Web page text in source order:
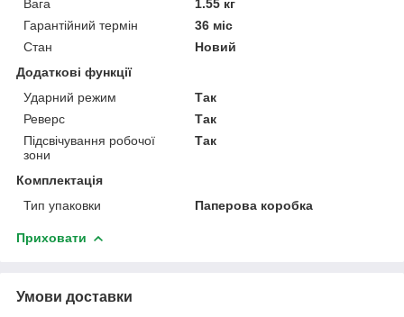
Вага
1.55 кг
Гарантійний термін
36 міс
Стан
Новий
Додаткові функції
Ударний режим
Так
Реверс
Так
Підсвічування робочої
зони
Так
Комплектація
Тип упаковки
Паперова коробка
Приховати
Умови доставки